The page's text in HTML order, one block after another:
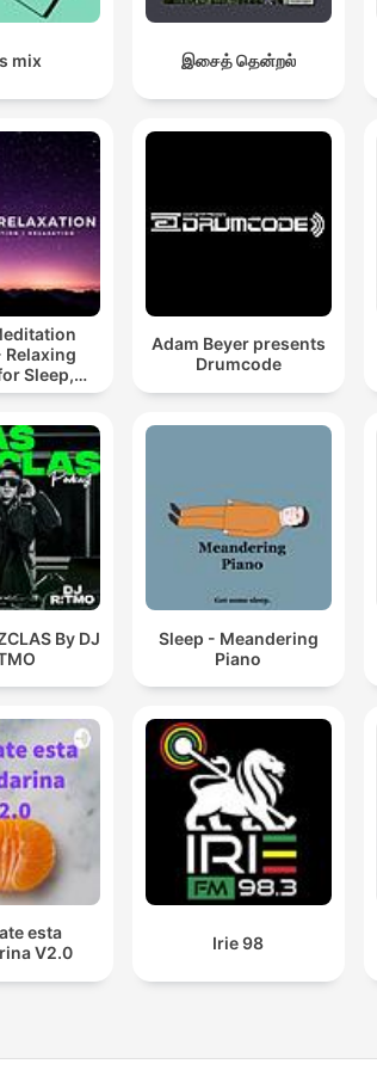
mix இசைத் தென்றல்
Relaxing
Sleep,
&
Adam Beyer presents
Drumcode
By DJ
Sleep - Meandering
Piano
esta
V2.0
Irie 98